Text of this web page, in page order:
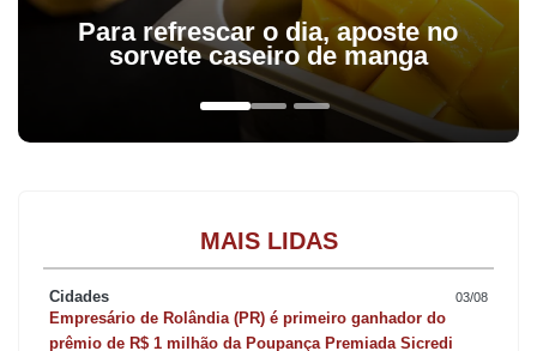
veículos carregados com ilícitos passariam pela região. Em
patrulhamento pela PR-082, os agentes localizaram três carros
em comboio, uma Hilux vermelha, um Agile cinza e uma Fiat
focando no Fiat Strada. Poucos minutos depois, os agentes
O carro saiu da estrada e bateu em uma árvore. O motorista
Para refrescar o dia, aposte no
sorvete caseiro de manga
MAIS LIDAS
Cidades 03/08
Empresário de Rolândia (PR) é primeiro ganhador do
prêmio de R$ 1 milhão da Poupança Premiada Sicredi